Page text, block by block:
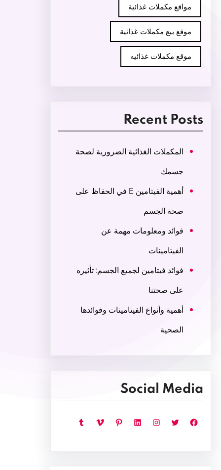
مواقع مكملات غذائية
موقع بيع مكملات غذائية
موقع مكملات غذائيه
Recent Posts
المكملات الغذائية الضرورية لصحة
جسمك
أهمية الفيتامين E في الحفاظ على
صحة الجسم
فوائد ومعلومات مهمة عن
الفيتامينات
فوائد فيتامين لجميع الجسم: تأثيره
على صحتنا
أهمية وأنواع الفيتامينات وفوائدها
الصحية
Social Media
فيسبوك تويتر إنستجرام لينكد إن بينتريست فيميو تمبلر